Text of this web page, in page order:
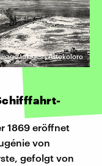
images | Artokoloro
1869 eröffnet
von
gefolgt von